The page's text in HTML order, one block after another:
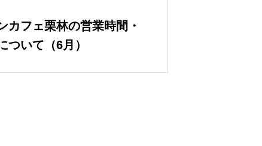
カフェ栗林の営業時間・
ついて（6月）